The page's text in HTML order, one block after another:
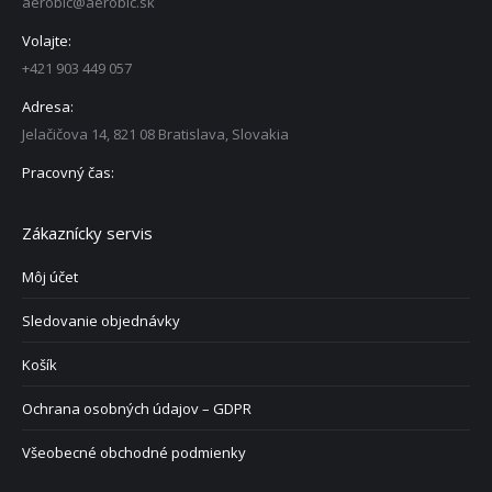
Volajte:
+421 903 449 057
Adresa:
Jelačičova 14, 821 08 Bratislava, Slovakia
Pracovný čas:
Zákaznícky servis
Môj účet
Sledovanie objednávky
Košík
Ochrana osobných údajov – GDPR
Všeobecné obchodné podmienky